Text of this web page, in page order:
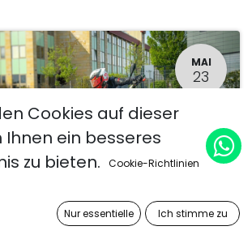
MAI
23
Doppel-Kurventraining (2 Teilnehmer)
Cookies auf dieser
Ihnen ein besseres
zu bieten.
Cookie-Richtlinien
Nur essentielle Ich stimme zu